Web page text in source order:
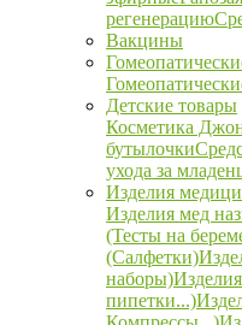
регенерацию
Вакцины
Детские товары
Косметика
бутылочки
ухода за
Изделия
Изделия мед
(Тесты на
(Салфетки)
наборы)
пипетки...)